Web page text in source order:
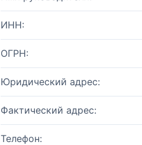
ИНН:
ОГРН:
Юридический адрес:
Фактический адрес:
Телефон: